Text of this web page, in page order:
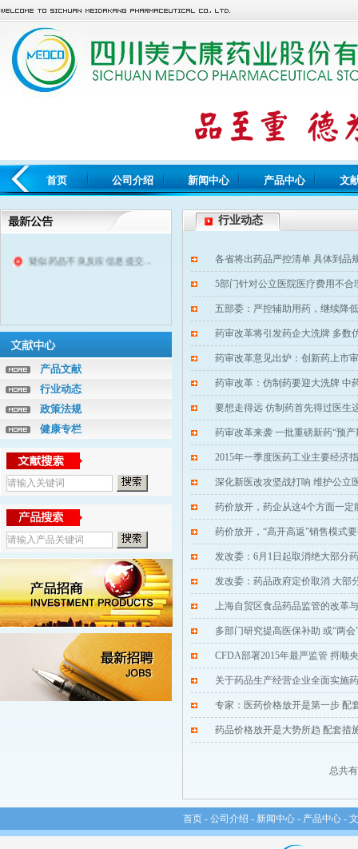
首页 公司介绍 新闻中心 产品中心 文
疑似药品不良反应信息提交...
产品文献
行业动态
政策法规
健康专栏
行业动态
各省将出药品严控清单 具体到品
5部门针对公立医院医疗费用不合
五部委：严控辅助用药，继续降
药审改革将引发药企大洗牌 多数
药审改革意见出炉：创新药上市
药审改革：仿制药要迎大洗牌 中
要想走得远 仿制药首先得过医生
药审改革来袭 一批重磅新药“预产
2015年一季度医药工业主要经济
深化新医改攻坚战打响 维护公立
药价放开，药企从这4个方面一定
药价放开，“高开高返”销售模式
发改委：6月1日起取消绝大部分
发改委：药品政府定价取消 大部
上海自贸区食品药品监管的改革
多部门研究提高医保补助 或“两会
CFDA部署2015年最严监管 捋顺
关于药品生产经营企业全面实施
专家：医药价格放开是第一步 配
药品价格放开是大势所趋 配套措
总共
首页- 公司介绍 -新闻中心- 产品中心-